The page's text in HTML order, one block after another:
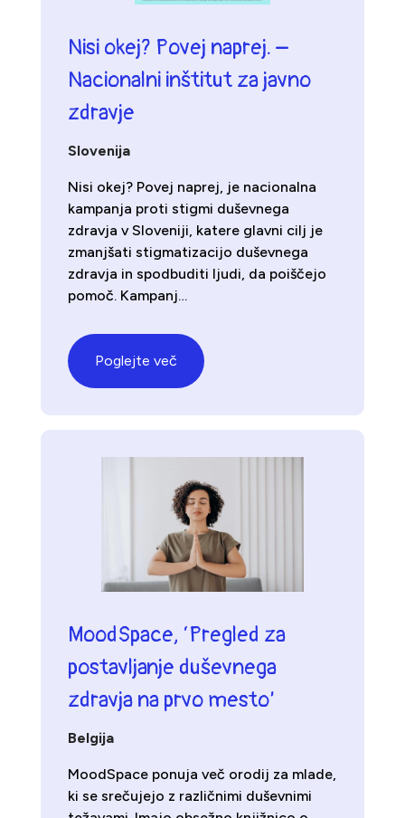
Nisi okej? Povej naprej. –
Nacionalni inštitut za javno
zdravje
Slovenija
Nisi okej? Povej naprej, je nacionalna
kampanja proti stigmi duševnega
zdravja v Sloveniji, katere glavni cilj je
zmanjšati stigmatizacijo duševnega
zdravja in spodbuditi ljudi, da poiščejo
pomoč. Kampanj…
Poglejte več
MoodSpace, ‘Pregled za
postavljanje duševnega
zdravja na prvo mesto’
Belgija
MoodSpace ponuja več orodij za mlade,
ki se srečujejo z različnimi duševnimi